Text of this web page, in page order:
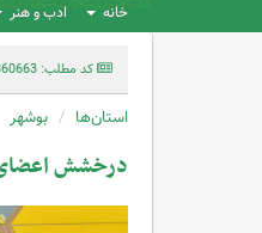
خانه ادب و هنر
کد مطلب: 360663
استان‌ها بوشهر
درخشش